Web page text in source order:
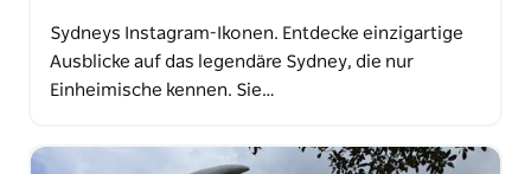
Sydneys Instagram-Ikonen. Entdecke einzigartige
Ausblicke auf das legendäre Sydney, die nur
Einheimische kennen. Sie…